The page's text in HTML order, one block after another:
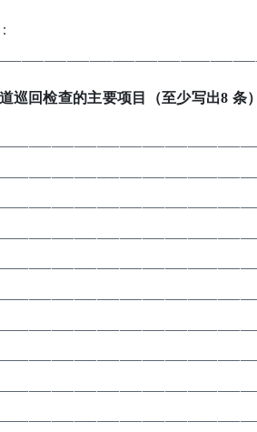
巡回检查的主要项目（至少写出8 条